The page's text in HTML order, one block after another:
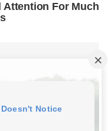
Attention For Much